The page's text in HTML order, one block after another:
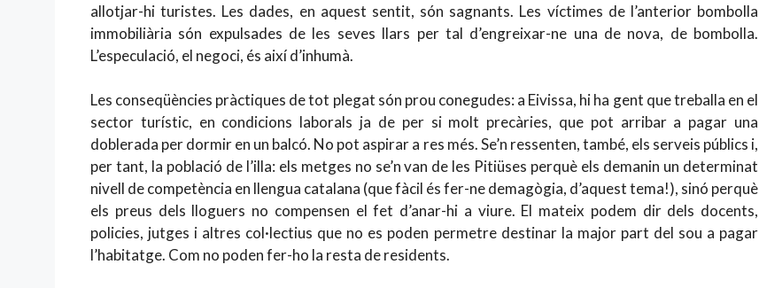
allotjar-hi turistes. Les dades, en aquest sentit, són sagnants. Les víctimes de l’anterior bombolla
immobiliària són expulsades de les seves llars per tal d’engreixar-ne una de nova, de bombolla.
L’especulació, el negoci, és així d’inhumà.
Les conseqüències pràctiques de tot plegat són prou conegudes: a Eivissa, hi ha gent que treballa en el
sector turístic, en condicions laborals ja de per si molt precàries, que pot arribar a pagar una
doblerada per dormir en un balcó. No pot aspirar a res més. Se’n ressenten, també, els serveis públics i,
per tant, la població de l’illa: els metges no se’n van de les Pitiüses perquè els demanin un determinat
nivell de competència en llengua catalana (que fàcil és fer-ne demagògia, d’aquest tema!), sinó perquè
els preus dels lloguers no compensen el fet d’anar-hi a viure. El mateix podem dir dels docents,
policies, jutges i altres col·lectius que no es poden permetre destinar la major part del sou a pagar
l’habitatge. Com no poden fer-ho la resta de residents.